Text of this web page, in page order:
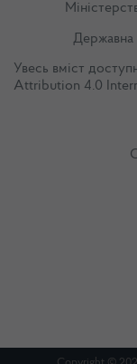
Державна
Увесь вміст
Attribution 4.0